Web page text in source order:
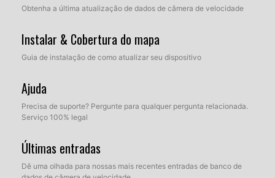
Obtenha a última atualização de dados de câmera de velocidade
Instalar & Cobertura do mapa
Guia de instalação de como atualizar seu dispositivo
Ajuda
Precisa de suporte? Pergunte para qualquer pergunta relacionada.
Serviço 100% legal
Últimas entradas
Dê uma olhada para nossas mais recentes entradas de banco de